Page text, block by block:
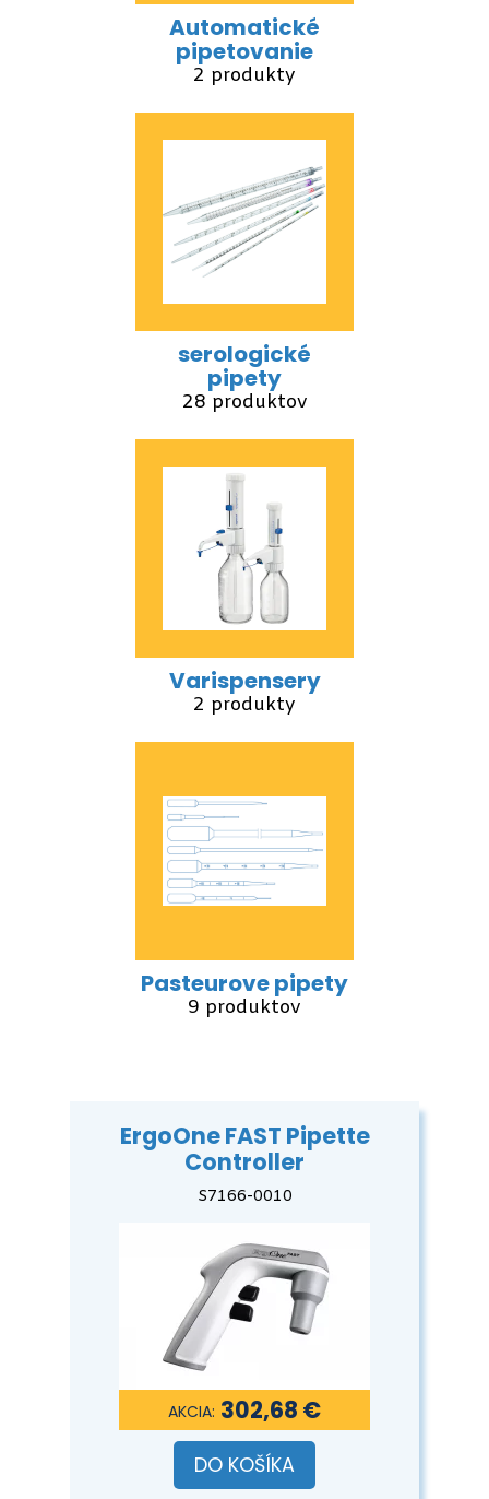
Automatické
pipetovanie
2 produkty
serologické
pipety
28 produktov
Varispensery
2 produkty
Pasteurove pipety
9 produktov
ErgoOne FAST Pipette
Controller
S7166-0010
302,68 €
DO KOŠÍKA